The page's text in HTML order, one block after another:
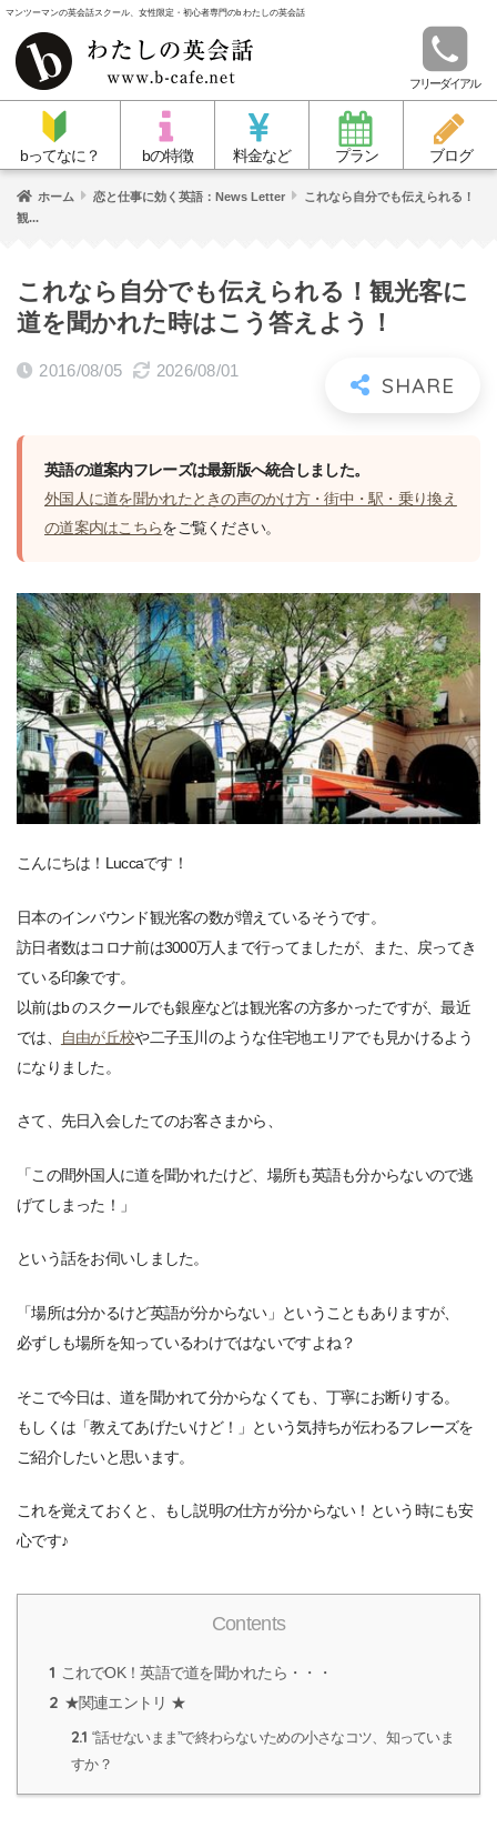
マンツーマンの英会話スクール、女性限定・初心者専門のb わたしの英会話
フリーダイアル
bってなに？ bの特徴 料金など プラン ブログ
ホーム 恋と仕事に効く英語：News Letter
これなら自分でも伝えられる！
観...
これなら自分でも伝えられる！観光客に
道を聞かれた時はこう答えよう！
2016/08/05 2026/08/01
英語の道案内フレーズは最新版へ統合しました。
外国人に道を聞かれたときの声のかけ方・街中・駅・乗り換え
の道案内はこちらをご覧ください。
こんにちは！Luccaです！
日本のインバウンド観光客の数が増えているそうです。
訪日者数はコロナ前は3000万人まで行ってましたが、また、戻ってき
ている印象です。
以前はb のスクールでも銀座などは観光客の方多かったですが、最近
では、
自由が丘校や二子玉川のような住宅地エリアでも見かけるよう
になりました。
さて、先日入会したてのお客さまから、
「この間外国人に道を聞かれたけど、場所も英語も分からないので逃
げてしまった！」
という話をお伺いしました。
「場所は分かるけど英語が分からない」ということもありますが、
必ずしも場所を知っているわけではないですよね？
そこで今日は、道を聞かれて分からなくても、丁寧にお断りする。
もしくは「教えてあげたいけど！」という気持ちが伝わるフレーズを
ご紹介したいと思います。
これを覚えておくと、もし説明の仕方が分からない！という時にも安
心です♪
Contents
1 これでOK！英語で道を聞かれたら・・・
2 ★関連エントリ ★
2.1 “話せないまま”で終わらないための小さなコツ、知っていま
すか？